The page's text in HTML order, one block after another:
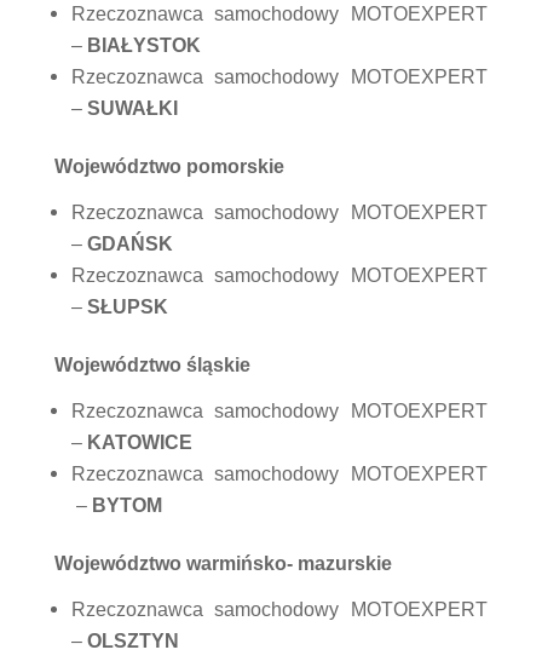
Rzeczoznawca samochodowy MOTOEXPERT
–BIAŁYSTOK
Rzeczoznawca samochodowy MOTOEXPERT
–SUWAŁKI
Województwo pomorskie
Rzeczoznawca samochodowy MOTOEXPERT
–GDAŃSK
Rzeczoznawca samochodowy MOTOEXPERT
–SŁUPSK
Województwo śląskie
Rzeczoznawca samochodowy MOTOEXPERT
–KATOWICE
Rzeczoznawca samochodowy MOTOEXPERT
–BYTOM
Województwo warmińsko- mazurskie
Rzeczoznawca samochodowy MOTOEXPERT
–OLSZTYN